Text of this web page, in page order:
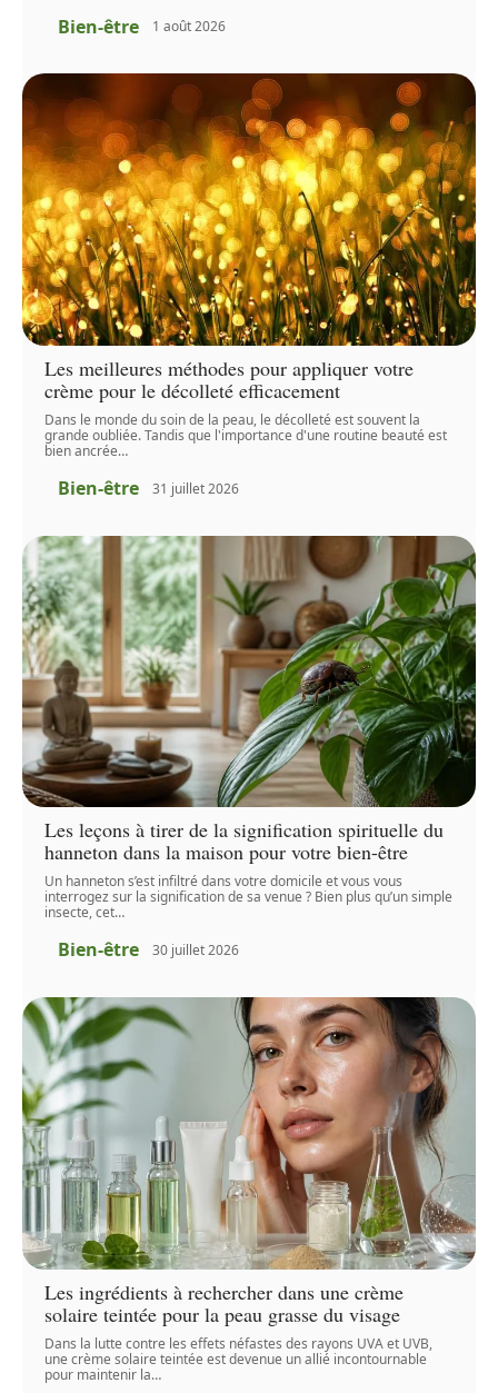
Bien-être 1 août 2026
Les meilleures méthodes pour appliquer votre
crème pour le décolleté efficacement
Dans le monde du soin de la peau, le décolleté est souvent la
grande oubliée. Tandis que l'importance d'une routine beauté est
bien ancrée…
Bien-être 31 juillet 2026
Les leçons à tirer de la signification spirituelle du
hanneton dans la maison pour votre bien-être
Un hanneton s’est infiltré dans votre domicile et vous vous
interrogez sur la signification de sa venue ? Bien plus qu’un simple
insecte, cet…
Bien-être 30 juillet 2026
Les ingrédients à rechercher dans une crème
solaire teintée pour la peau grasse du visage
Dans la lutte contre les effets néfastes des rayons UVA et UVB,
une crème solaire teintée est devenue un allié incontournable
pour maintenir la…